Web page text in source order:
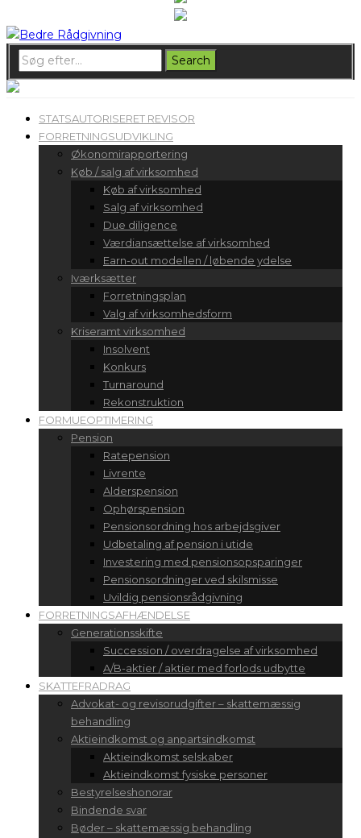
STATSAUTORISERET REVISOR
FORRETNINGSUDVIKLING
Økonomirapportering
Køb / salg af virksomhed
Køb af virksomhed
Salg af virksomhed
Due diligence
Værdiansættelse af virksomhed
Earn-out modellen / løbende ydelse
Iværksætter
Forretningsplan
Valg af virksomhedsform
Kriseramt virksomhed
Insolvent
Konkurs
Turnaround
Rekonstruktion
FORMUEOPTIMERING
Pension
Ratepension
Livrente
Alderspension
Ophørspension
Pensionsordning hos arbejdsgiver
Udbetaling af pension i utide
Investering med pensionsopsparinger
Pensionsordninger ved skilsmisse
Uvildig pensionsrådgivning
FORRETNINGSAFHÆNDELSE
Generationsskifte
Succession / overdragelse af virksomhed
A/B-aktier / aktier med forlods udbytte
SKATTEFRADRAG
Advokat- og revisorudgifter – skattemæssig
behandling
Aktieindkomst og anpartsindkomst
Aktieindkomst selskaber
Aktieindkomst fysiske personer
Bestyrelseshonorar
Bindende svar
Bøder – skattemæssig behandling